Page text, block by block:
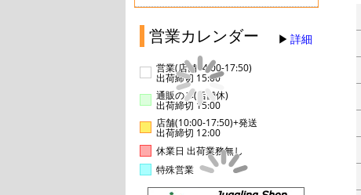
営業カレンダー 詳細
営業(店舗14:00-17:50)
出荷締切 15:00
通販のみ(店舗休)
出荷締切 15:00
店舗(10:00-17:50)+発送
出荷締切 12:00
休業日 出荷業務無し
特殊営業